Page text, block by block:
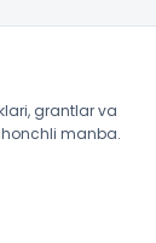
grantlar va
manba.